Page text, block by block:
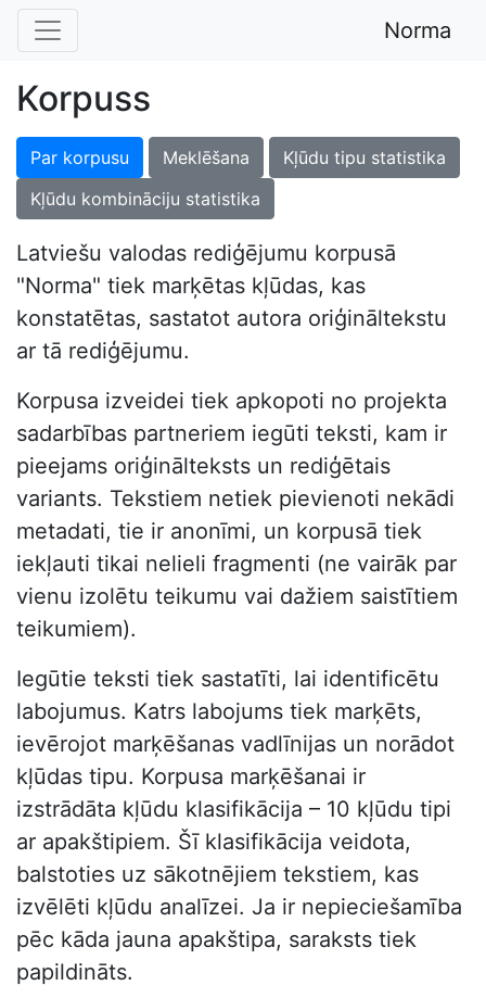
Norma
Korpuss
Par korpusu Meklēšana
Kļūdu tipu statistika
Kļūdu kombināciju statistika
Latviešu valodas rediģējumu korpusā
"Norma" tiek marķētas kļūdas, kas
konstatētas, sastatot autora oriģināltekstu
ar tā rediģējumu.
Korpusa izveidei tiek apkopoti no projekta
sadarbības partneriem iegūti teksti, kam ir
pieejams oriģinālteksts un rediģētais
variants. Tekstiem netiek pievienoti nekādi
metadati, tie ir anonīmi, un korpusā tiek
iekļauti tikai nelieli fragmenti (ne vairāk par
vienu izolētu teikumu vai dažiem saistītiem
teikumiem).
Iegūtie teksti tiek sastatīti, lai identificētu
labojumus. Katrs labojums tiek marķēts,
ievērojot marķēšanas vadlīnijas un norādot
kļūdas tipu. Korpusa marķēšanai ir
izstrādāta kļūdu klasifikācija – 10 kļūdu tipi
ar apakštipiem. Šī klasifikācija veidota,
balstoties uz sākotnējiem tekstiem, kas
izvēlēti kļūdu analīzei. Ja ir nepieciešamība
pēc kāda jauna apakštipa, saraksts tiek
papildināts.